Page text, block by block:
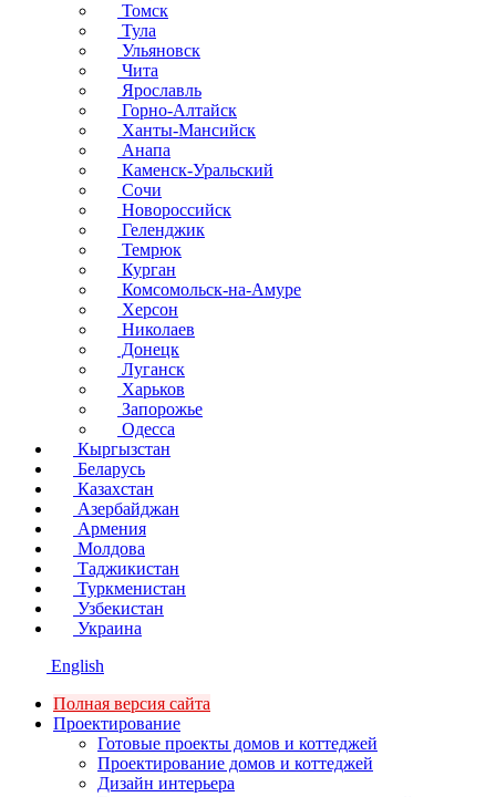
Томск
Тула
Ульяновск
Чита
Ярославль
Горно-Алтайск
Ханты-Мансийск
Анапа
Каменск-Уральский
Сочи
Новороссийск
Геленджик
Темрюк
Курган
Комсомольск-на-Амуре
Херсон
Николаев
Донецк
Луганск
Харьков
Запорожье
Одесса
Кыргызстан
Беларусь
Казахстан
Азербайджан
Армения
Молдова
Таджикистан
Туркменистан
Узбекистан
Украина
English
Полная версия сайта
Проектирование
Готовые проекты домов и коттеджей
Проектирование домов и коттеджей
Дизайн интерьера